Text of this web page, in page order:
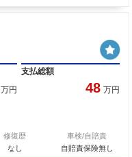
万円
支払総額
48 万円
修復歴
なし
車検/自賠責
自賠責保険無し